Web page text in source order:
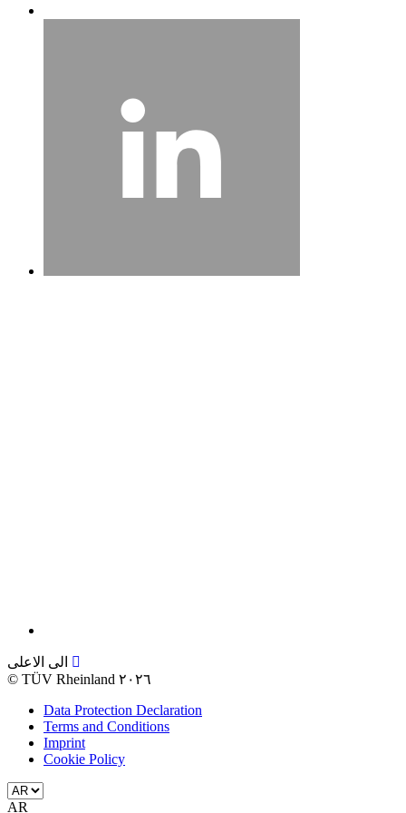
الى الاعلى
©
TÜV Rheinland ٢٠٢٦
Data Protection Declaration
Terms and Conditions
Imprint
Cookie Policy
AR